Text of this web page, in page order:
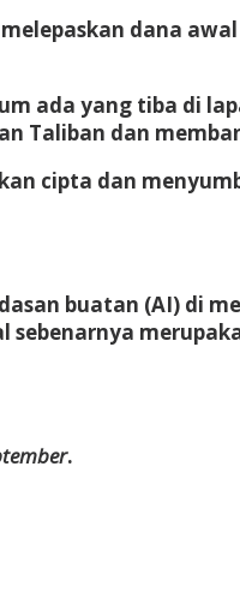
dana
ada yang tiba di
Taliban dan
cipta dan
buatan (AI) di
.